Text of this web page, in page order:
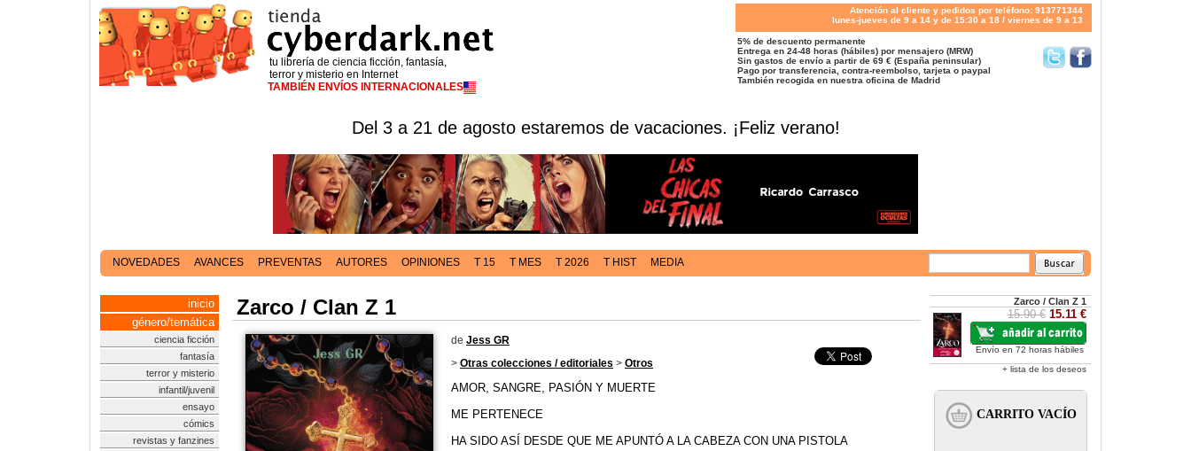
tu librería de ciencia ficción, fantasía,
terror y misterio en Internet
TAMBIÉN ENVÍOS INTERNACIONALES
Atención al cliente y pedidos por teléfono: 913771344
lunes-jueves de 9 a 14 y de 15:30 a 18 / viernes de 9 a 13
5% de descuento permanente
Entrega en 24-48 horas (hábiles) por mensajero (MRW)
Sin gastos de envío a partir de 69 € (España peninsular)
Pago por transferencia, contra-reembolso, tarjeta o paypal
También recogida en nuestra oficina de Madrid
Del 3 a 21 de agosto estaremos de vacaciones. ¡Feliz verano!
NOVEDADES AVANCES PREVENTAS AUTORES OPINIONES T 15 T MES T 2026 T HIST MEDIA
inicio
género/temática
ciencia ficción
fantasía
terror y misterio
infantil/juvenil
ensayo
cómics
revistas y fanzines
Zarco / Clan Z 1
de Jess GR
> Otras colecciones / editoriales > Otros
AMOR, SANGRE, PASIÓN Y MUERTE
ME PERTENECE
HA SIDO ASÍ DESDE QUE ME APUNTÓ A LA CABEZA CON UNA PISTOLA
Zarco / Clan Z 1
15.90 € 15.11 €
Envío en 72 horas hábiles
+ lista de los deseos